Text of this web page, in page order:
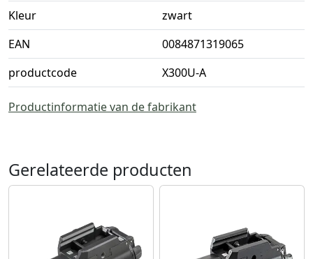
Kleur
zwart
EAN
0084871319065
productcode
X300U-A
Productinformatie van de fabrikant
Gerelateerde producten